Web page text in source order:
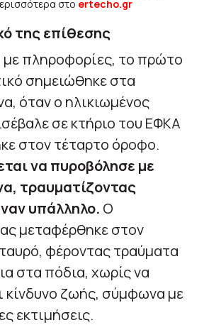
στο ertecho.gr
της επίθεσης
πληροφορίες, το πρώτο
σημειώθηκε στα
όταν ο ηλικιωμένος
σε κτήριο του ΕΦΚΑ
στον τέταρτο όροφο.
να πυροβόλησε με
τραυματίζοντας
υπάλληλο. Ο
μεταφέρθηκε στον
φέροντας τραύματα
στα πόδια, χωρίς να
κίνδυνο ζωής, σύμφωνα με
εκτιμήσεις.